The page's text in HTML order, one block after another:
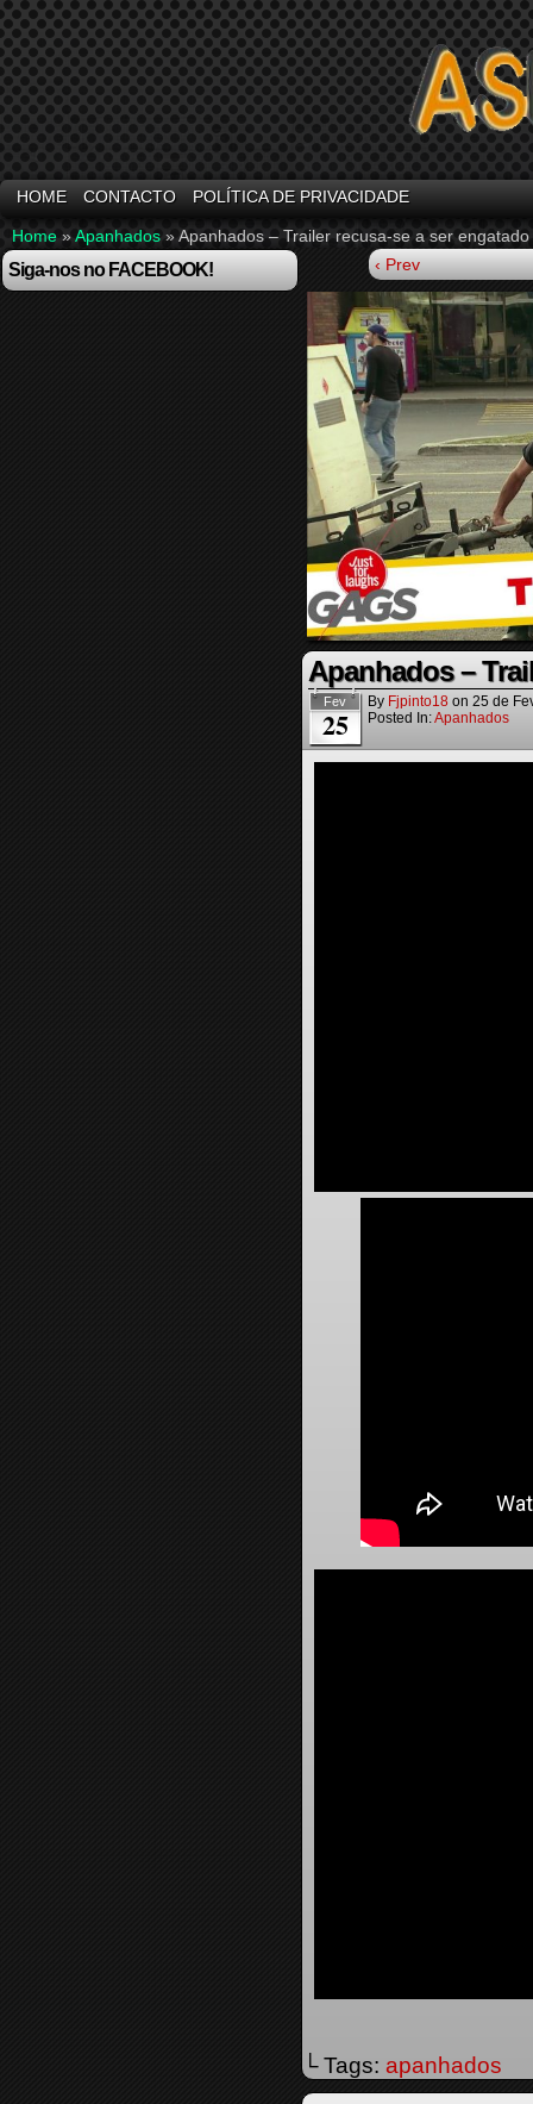
HOME CONTACTO POLÍTICA DE PRIVACIDADE
Home »Apanhados »Apanhados – Trailer recusa-se a ser
Siga-nos no FACEBOOK! ‹ Prev
Apanhados –
Fev
25
By Fjpinto18 on 25 de
Posted In:Apanhados
└ Tags: apanhados